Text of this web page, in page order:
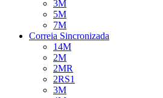
3M
5M
7M
Correia Sincronizada
14M
2M
2MR
2RS1
3M